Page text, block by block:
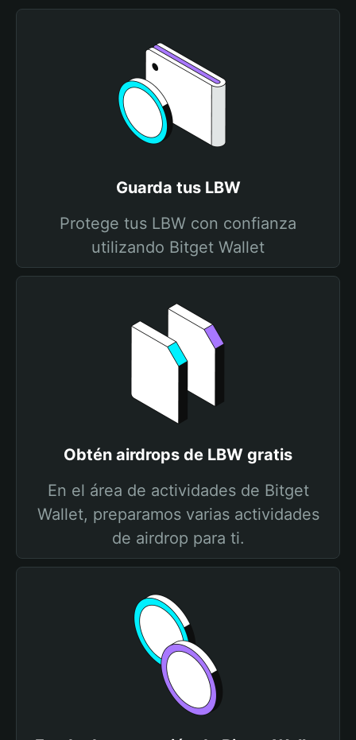
Guarda tus LBW
Protege tus LBW con confianza
utilizando Bitget Wallet
Obtén airdrops de LBW gratis
En el área de actividades de Bitget
Wallet, preparamos varias actividades
de airdrop para ti.